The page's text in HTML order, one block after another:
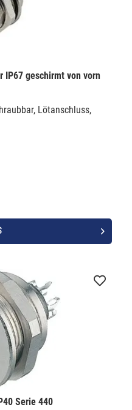
IP67 geschirmt von vorn
Lötanschluss,
Serie 440